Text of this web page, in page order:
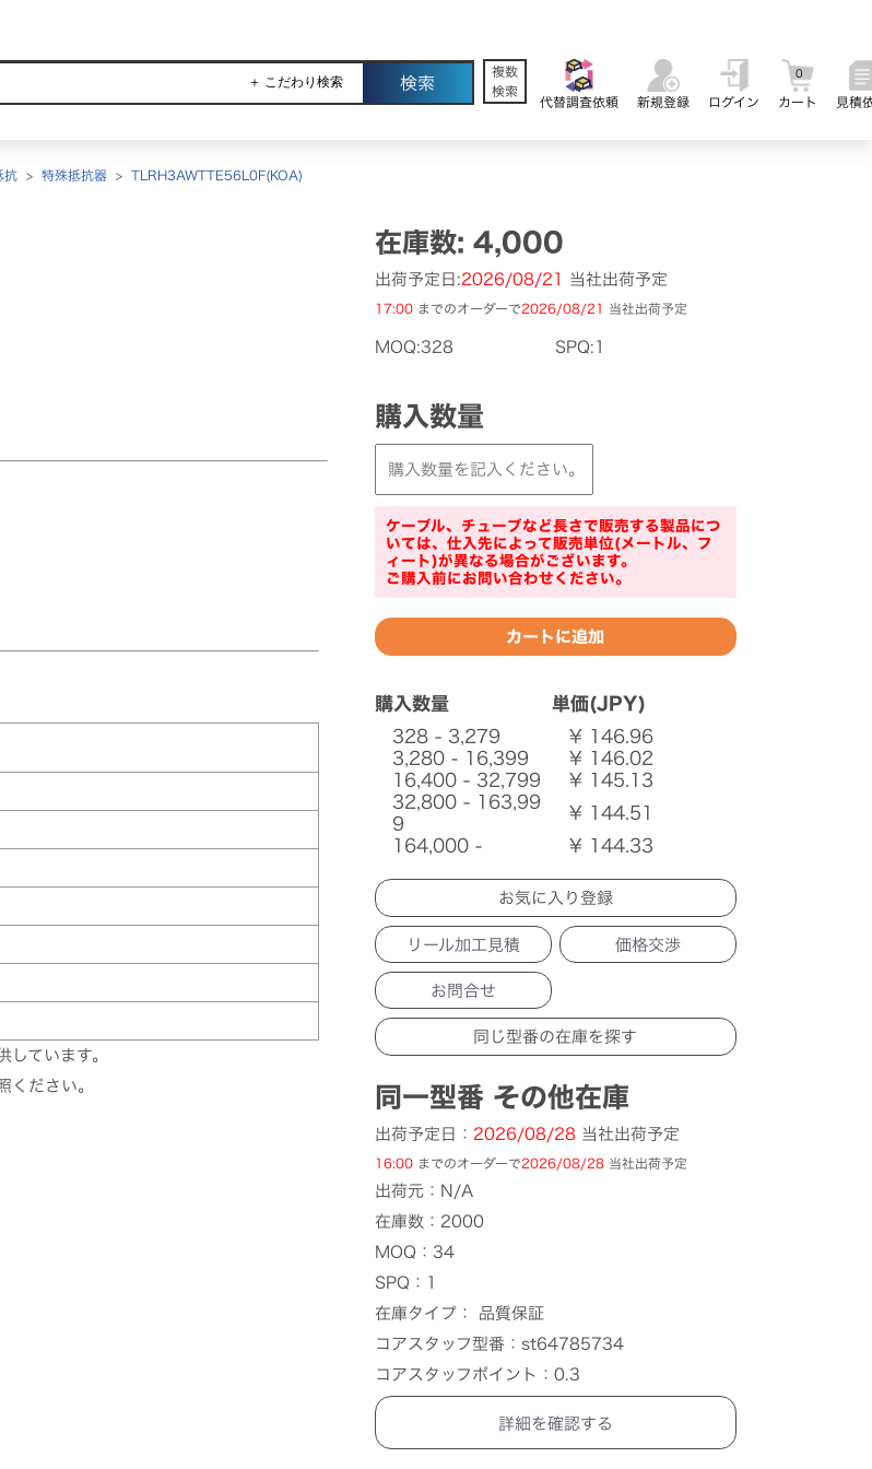
＋ こだわり検索
複数
検索
代替調査依頼
新規登録 ログイン カート
0
見積
抗 > 特殊抵抗器 > TLRH3AWTTE56L0F(KOA)
ています。
ください。
在庫数: 4,000
出荷予定日:2026/08/21 当社出荷予定
17:00までのオーダーで2026/08/21 当社出荷予定
MOQ:328 SPQ:1
購入数量
ケーブル、チューブなど長さで販売する製品につ
いては、仕入先によって販売単位(メートル、フ
ィート)が異なる場合がございます。
ご購入前にお問い合わせください。
購入数量
単価(JPY)
328 - 3,279
¥ 146.96
3,280 - 16,399
¥ 146.02
16,400 - 32,799
¥ 145.13
32,800 - 163,99
9
¥ 144.51
164,000 -
¥ 144.33
リール加工見積 価格交渉
お問合せ
同一型番 その他在庫
出荷予定日： 2026/08/28 当社出荷予定
16:00までのオーダーで2026/08/28当社出荷予定
出荷元：N/A
在庫数：2000
MOQ：34
SPQ：1
在庫タイプ： 品質保証
コアスタッフ型番：st64785734
コアスタッフポイント：0.3
詳細を確認する